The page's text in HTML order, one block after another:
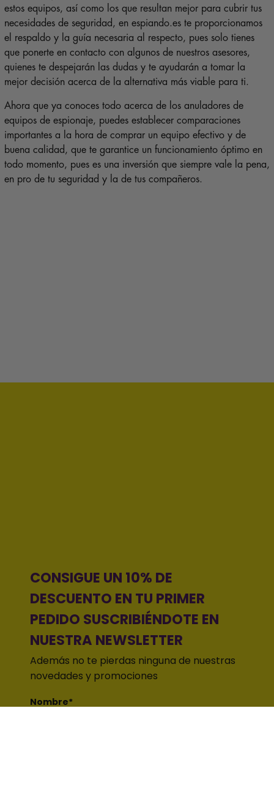
estos equipos, así como los que resultan mejor para cubrir tus
necesidades de seguridad, en espiando.es te proporcionamos
el respaldo y la guía necesaria al respecto, pues solo tienes
que ponerte en contacto con algunos de nuestros asesores,
quienes te despejarán las dudas y te ayudarán a tomar la
mejor decisión acerca de la alternativa más viable para ti.
Ahora que ya conoces todo acerca de los anuladores de
equipos de espionaje, puedes establecer comparaciones
importantes a la hora de comprar un equipo efectivo y de
buena calidad, que te garantice un funcionamiento óptimo en
todo momento, pues es una inversión que siempre vale la pena,
en pro de tu seguridad y la de tus compañeros.
CONSIGUE UN 10% DE
DESCUENTO EN TU PRIMER
PEDIDO SUSCRIBIÉNDOTE EN
NUESTRA NEWSLETTER
Además no te pierdas ninguna de nuestras
novedades y promociones
Nombre*